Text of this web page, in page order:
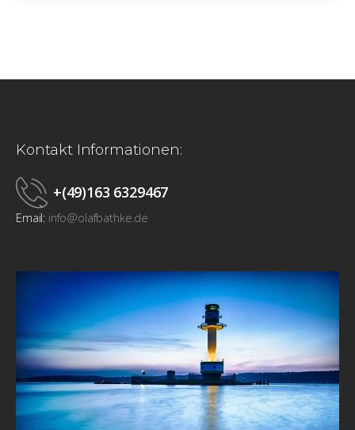
Kontakt Informationen:
+(49)163 6329467
Email: info@olafbathke.de